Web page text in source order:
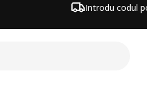
Introdu codul